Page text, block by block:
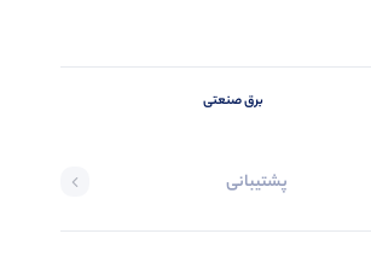
برق صنعتی
پشتیبانی